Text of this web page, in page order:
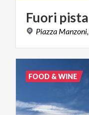
Fuori pista
Piazza Manzoni,
FOOD & WINE